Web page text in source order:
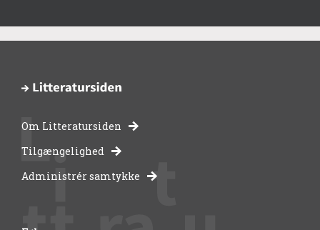
-
bibliotekernes
Om Litteratursiden
Tilgængelighed
Administrér samtykke